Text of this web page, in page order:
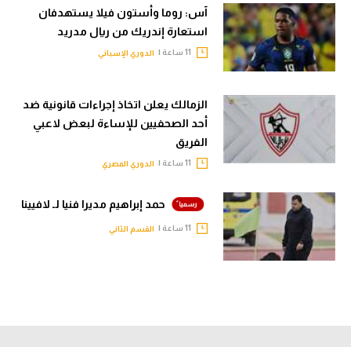
آس: روما وأستون فيلا يستهدفان
استعارة إندريك من ريال مدريد
الدوري الإسباني
الزمالك يعلن اتخاذ إجراءات قانونية ضد
أحد الصحفيين للإساءة لبعض لاعبي
الفريق
الدوري المصري
حمد إبراهيم مديرا فنيا لـ لافيينا
القسم الثاني